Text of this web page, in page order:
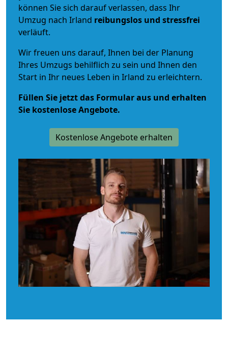
können Sie sich darauf verlassen, dass Ihr
Umzug nach Irland reibungslos und stressfrei
verläuft.
Wir freuen uns darauf, Ihnen bei der Planung
Ihres Umzugs behilflich zu sein und Ihnen den
Start in Ihr neues Leben in Irland zu erleichtern.
Füllen Sie jetzt das Formular aus und erhalten
Sie kostenlose Angebote.
Kostenlose Angebote erhalten